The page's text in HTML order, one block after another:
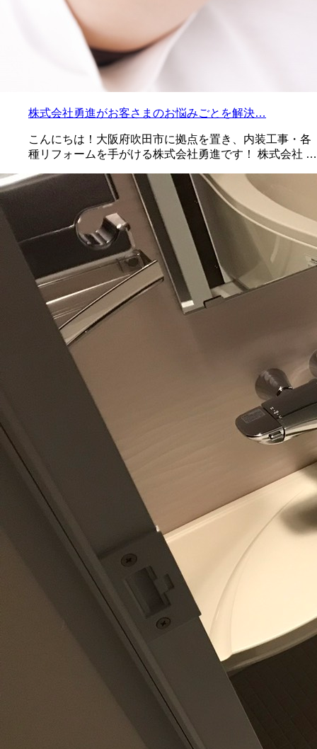
株式会社勇進がお客さまのお悩みごとを解決…
こんにちは！大阪府吹田市に拠点を置き、内装工事・各
種リフォームを手がける株式会社勇進です！ 株式会社 …